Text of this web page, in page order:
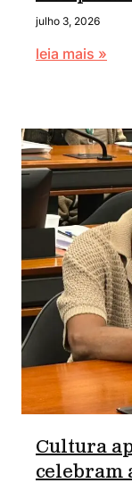
julho 3, 2026
leia mais »
Cultura
celebram